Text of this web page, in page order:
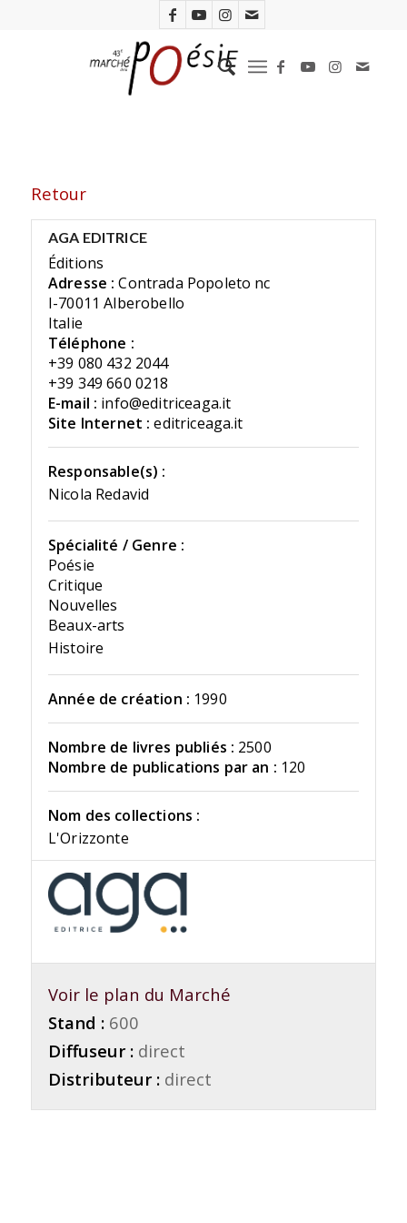
Retour
AGA EDITRICE
Éditions
Adresse : Contrada Popoleto nc
I-70011 Alberobello
Italie
Téléphone :
+39 080 432 2044
+39 349 660 0218
E-mail : info@editriceaga.it
Site Internet : editriceaga.it
Responsable(s) :
Nicola Redavid
Spécialité / Genre :
Poésie
Critique
Nouvelles
Beaux-arts
Histoire
Année de création : 1990
Nombre de livres publiés : 2500
Nombre de publications par an : 120
Nom des collections :
L'Orizzonte
Voir le plan du Marché
Stand : 600
Diffuseur : direct
Distributeur : direct